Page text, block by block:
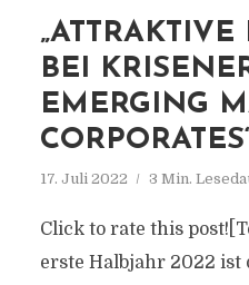
BEI
EMERGING
17. Juli 2022 3 Min.
Click to rate this
erste Halbjahr 2022